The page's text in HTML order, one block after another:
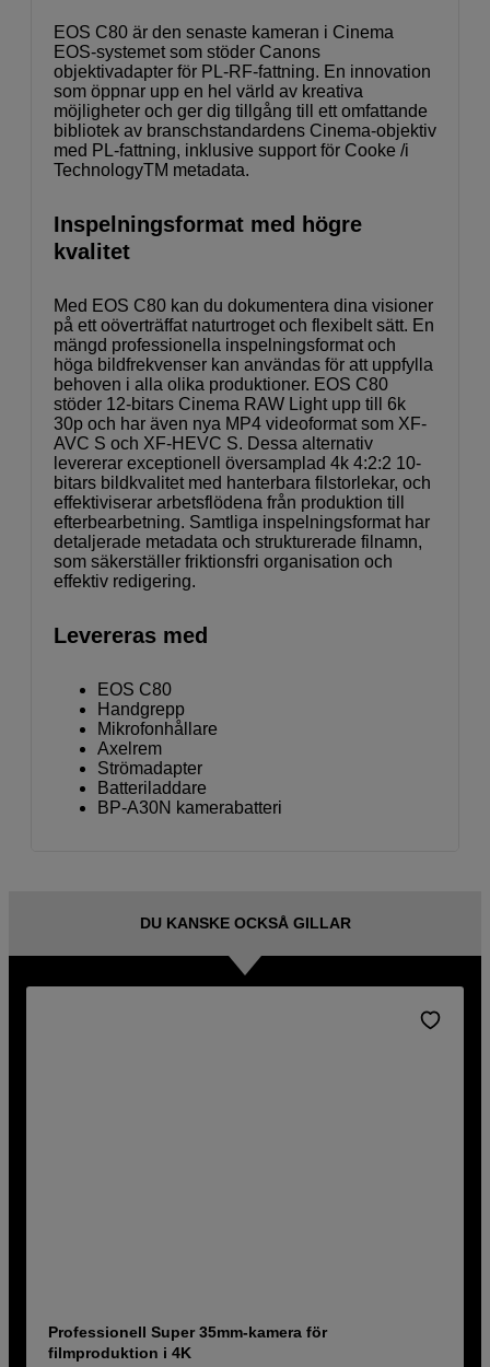
EOS C80 är den senaste kameran i Cinema
EOS-systemet som stöder Canons
objektivadapter för PL-RF-fattning. En innovation
som öppnar upp en hel värld av kreativa
möjligheter och ger dig tillgång till ett omfattande
bibliotek av branschstandardens Cinema-objektiv
med PL-fattning, inklusive support för Cooke /i
TechnologyTM metadata.
Inspelningsformat med högre
kvalitet
Med EOS C80 kan du dokumentera dina visioner
på ett oöverträffat naturtroget och flexibelt sätt. En
mängd professionella inspelningsformat och
höga bildfrekvenser kan användas för att uppfylla
behoven i alla olika produktioner. EOS C80
stöder 12-bitars Cinema RAW Light upp till 6k
30p och har även nya MP4 videoformat som XF-
AVC S och XF-HEVC S. Dessa alternativ
levererar exceptionell översamplad 4k 4:2:2 10-
bitars bildkvalitet med hanterbara filstorlekar, och
effektiviserar arbetsflödena från produktion till
efterbearbetning. Samtliga inspelningsformat har
detaljerade metadata och strukturerade filnamn,
som säkerställer friktionsfri organisation och
effektiv redigering.
Levereras med
EOS C80
Handgrepp
Mikrofonhållare
Axelrem
Strömadapter
Batteriladdare
BP-A30N kamerabatteri
DU KANSKE OCKSÅ GILLAR
Professionell Super 35mm-kamera för
filmproduktion i 4K